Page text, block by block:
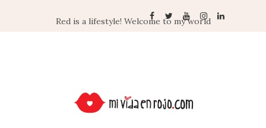
Red is a lifestyle! Welcome to my world